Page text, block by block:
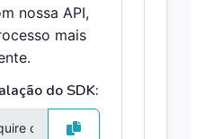
nossa API,
mais
do SDK: